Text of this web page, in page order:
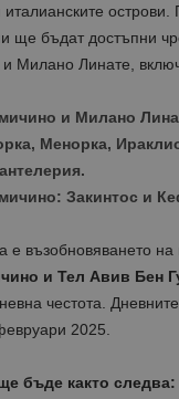
острови.
ще бъдат достъпни
Милано Линате,
и Милано
Менорка,
Закинтос и
е възобновяването
и Тел Авив Бен
честота.
2025.
бъде както следва: